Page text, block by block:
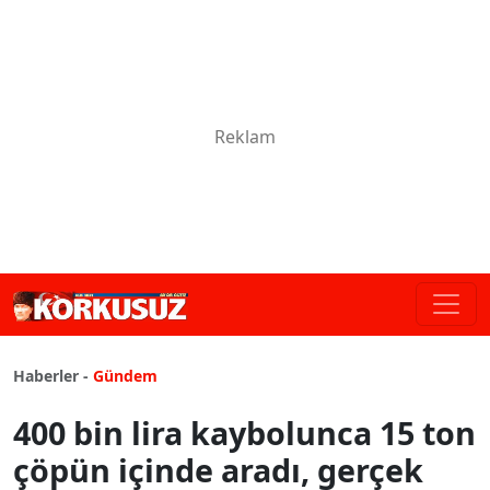
Haberler - Gündem
400 bin lira kaybolunca 15 ton
çöpün içinde aradı, gerçek